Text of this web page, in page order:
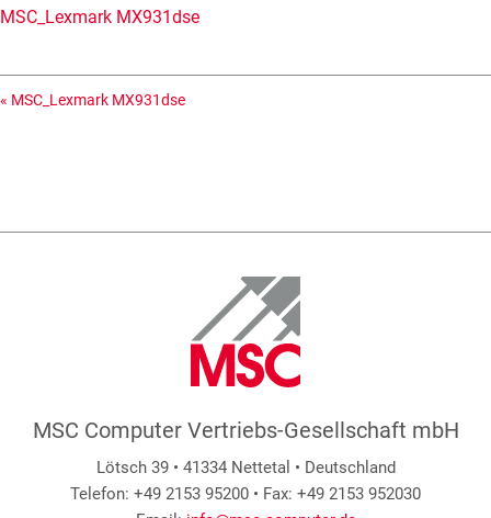
MSC_Lexmark MX931dse
« MSC_Lexmark MX931dse
MSC Computer Vertriebs-Gesellschaft mbH
Lötsch 39 • 41334 Nettetal • Deutschland
Telefon: +49 2153 95200 • Fax: +49 2153 952030